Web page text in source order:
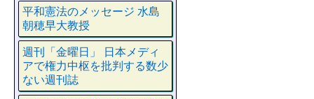
平和憲法のメッセージ 水島
朝穂早大教授
週刊「金曜日」 日本メディ
アで権力中枢を批判する数少
ない週刊誌